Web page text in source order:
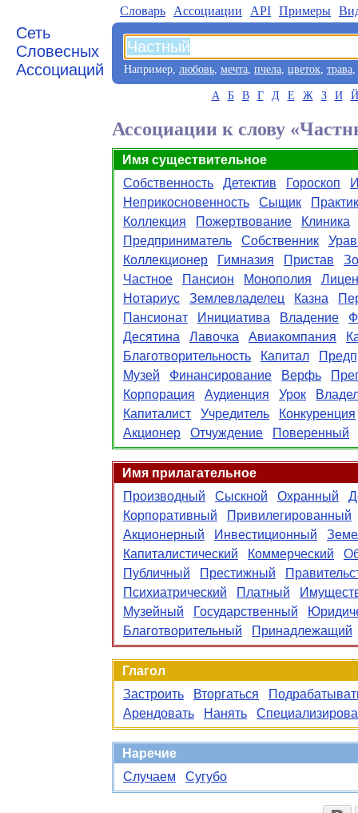
Сеть
Словесных
Ассоциаций
Словарь Aссоциации API Примеры
Например, любовь, мечта, пчела, цветок, трава,
А Б В Г Д Е Ж З И Й
Ассоциации к слову
Имя существительное
Собственность
Детектив Гороскоп
Неприкосновенность
Сыщик
Коллекция
Пожертвование
Клиника
Предприниматель
Собственник
Коллекционер
Гимназия Пристав
Частное
Пансион Монополия
Нотариус
Землевладелец Казна
Пансионат
Инициатива Владение
Десятина
Лавочка Авиакомпания
Благотворительность
Капитал
Музей
Финансирование Верфь
Корпорация
Аудиенция Урок
Капиталист
Учредитель
Конкуренция
Акционер
Отчуждение Поверенный
Имя прилагательное
Производный
Сыскной Охранный
Корпоративный
Привилегированный
Акционерный
Инвестиционный
Капиталистический
Коммерческий
Публичный
Престижный
Психиатрический
Платный
Музейный
Государственный
Благотворительный
Принадлежащий
Глагол
Застроить
Вторгаться
Арендовать
Нанять
Наречие
Случаем
Сугубо